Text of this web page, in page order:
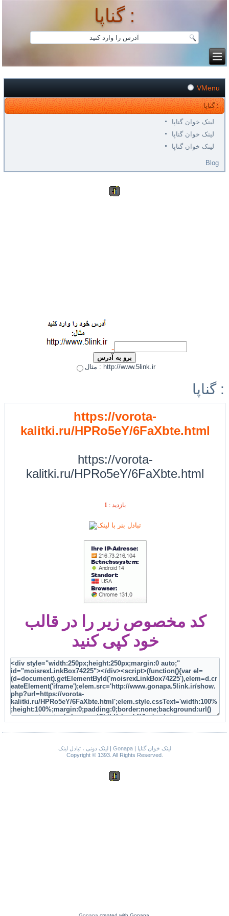
گناپا :
VMenu
گناپا :
لینک خوان گناپا
لینک خوان گناپا
لینک خوان گناپا
Blog
مثال : http://www.5link.ir
گناپا :
https://vorota-
kalitki.ru/HPRo5eY/6FaXbte.html
https://vorota-
kalitki.ru/HPRo5eY/6FaXbte.html
بازديد : 1
کد مخصوص زیر را در قالب
خود کپی کنید
لینک دونی ، تبادل لینک| Gonapa|
لینک خوان گناپا
Copyright © 1393. All Rights Reserved.